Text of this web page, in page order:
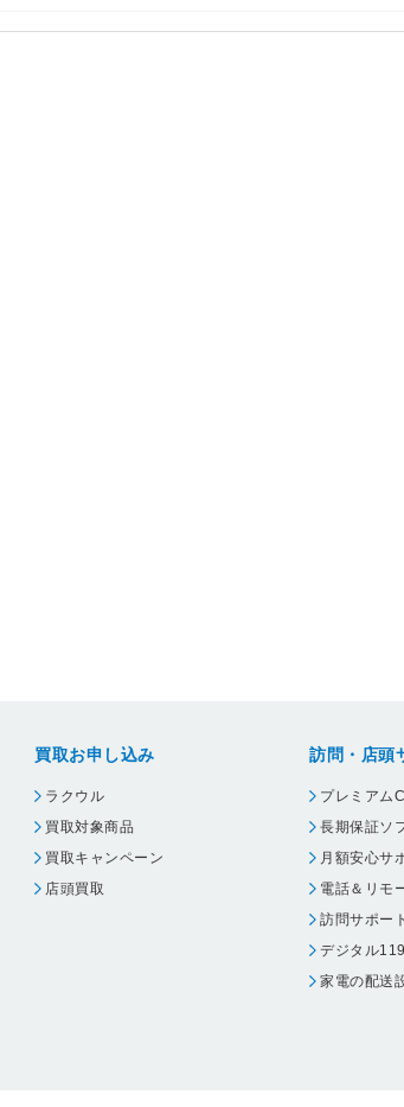
買取お申し込み
ラクウル
買取対象商品
買取キャンペーン
店頭買取
訪問・店頭
プレミアム
長期保証ソ
月額安心サ
電話＆リモ
訪問サポー
デジタル
家電の配送